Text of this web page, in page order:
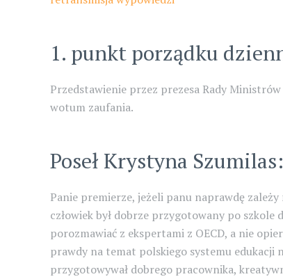
1. punkt porządku
Przedstawienie przez prezesa Rady
wotum zaufania.
Poseł Krystyna Szumilas:
Panie premierze, jeżeli panu naprawdę
człowiek był dobrze przygotowany po
porozmawiać z ekspertami z OECD, a nie
prawdy na temat polskiego systemu edukacji
przygotowywał dobrego pracownika,